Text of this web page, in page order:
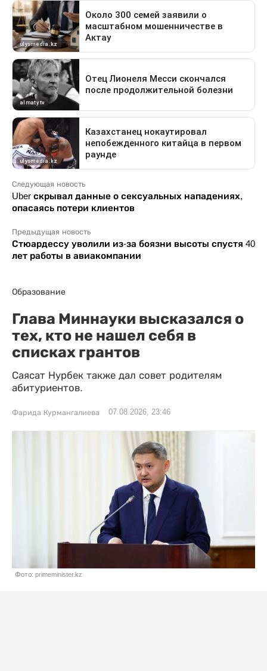
Следующая новость
Uber скрывал данные о сексуальных нападениях,
опасаясь потери клиентов
Предыдущая новость
Стюардессу уволили из-за боязни высоты спустя 40
лет работы в авиакомпании
Образование
Глава Миннауки высказался о
тех, кто не нашел себя в
списках грантов
Саясат Нурбек также дал совет родителям
абитуриентов.
Фарида Курмангалиева 07.08.2026, 23:46
Фото: primeminister.kz